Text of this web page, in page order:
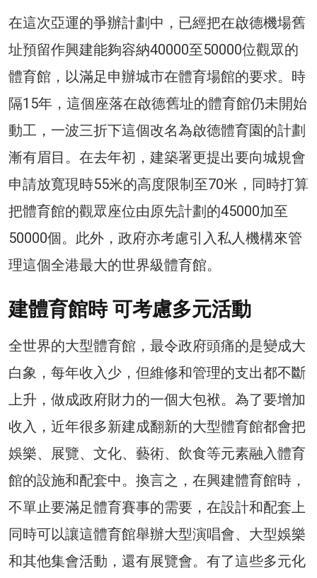
在這次亞運的爭辦計劃中，已經把在啟德機場舊
址預留作興建能夠容納40000至50000位觀眾的
體育館，以滿足申辦城市在體育場館的要求。時
隔15年，這個座落在啟德舊址的體育館仍未開始
動工，一波三折下這個改名為啟德體育園的計劃
漸有眉目。在去年初，建築署更提出要向城規會
申請放寬現時55米的高度限制至70米，同時打算
把體育館的觀眾座位由原先計劃的45000加至
50000個。此外，政府亦考慮引入私人機構來管
理這個全港最大的世界級體育館。
建體育館時 可考慮多元活動
全世界的大型體育館，最令政府頭痛的是變成大
白象，每年收入少，但維修和管理的支出都不斷
上升，做成政府財力的一個大包袱。為了要增加
收入，近年很多新建成翻新的大型體育館都會把
娛樂、展覽、文化、藝術、飲食等元素融入體育
館的設施和配套中。換言之，在興建體育館時，
不單止要滿足體育賽事的需要，在設計和配套上
同時可以讓這體育館舉辦大型演唱會、大型娛樂
和其他集會活動，還有展覽會。有了這些多元化